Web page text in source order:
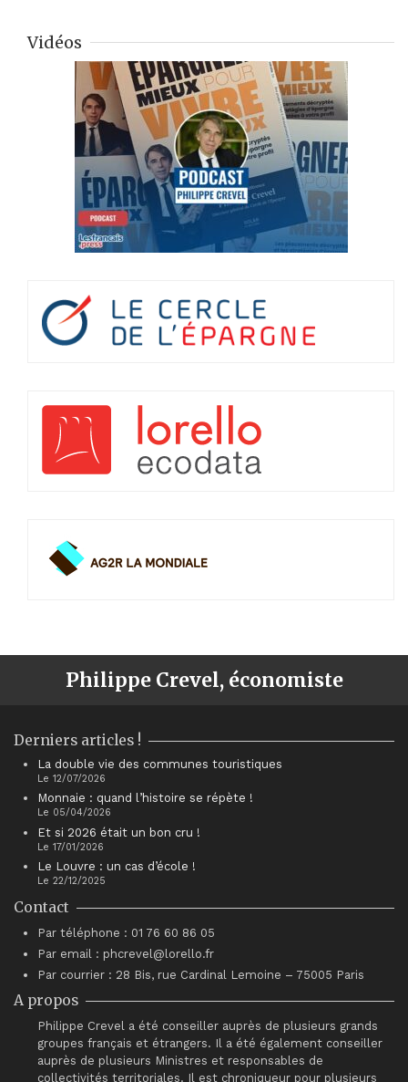
Vidéos
Philippe Crevel, économiste
Derniers articles !
La double vie des communes touristiques
Le 12/07/2026
Monnaie : quand l’histoire se répète !
Le 05/04/2026
Et si 2026 était un bon cru !
Le 17/01/2026
Le Louvre : un cas d’école !
Le 22/12/2025
Contact
Par téléphone : 01 76 60 86 05
Par email : phcrevel@lorello.fr
Par courrier : 28 Bis, rue Cardinal Lemoine – 75005 Paris
A propos
Philippe Crevel a été conseiller auprès de plusieurs grands
groupes français et étrangers. Il a été également conseiller
auprès de plusieurs Ministres et responsables de
collectivités territoriales. Il est chroniqueur pour plusieurs